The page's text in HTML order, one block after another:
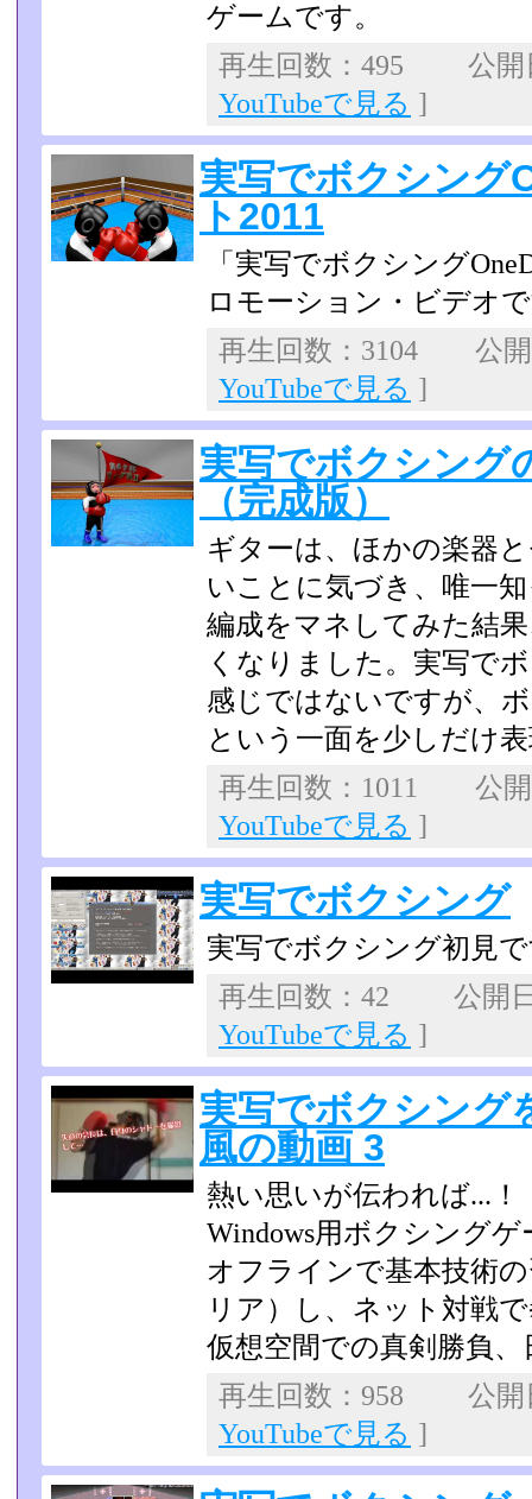
ゲームです。
再生回数：495 公
YouTubeで見る ]
実写でボクシング
ト2011
「実写でボクシング
ロモーション・ビデオ
再生回数：3104 公
YouTubeで見る ]
実写でボクシング
（完成版）
ギターは、ほかの楽器
いことに気づき、唯一
編成をマネしてみた結
くなりました。実写で
感じではないですが、
という一面­を少しだけ
再生回数：1011 公
YouTubeで見る ]
実写でボクシング
実写でボクシング初見
再生回数：42 公開
YouTubeで見る ]
実写でボクシング
風の動画 3
熱い思いが伝われば...！
Windows用ボクシング
オフラインで基本技術
リア）し、ネット対戦
仮想空間での真剣勝負
再生回数：958 公
YouTubeで見る ]